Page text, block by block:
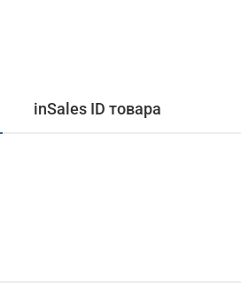
inSales ID товара